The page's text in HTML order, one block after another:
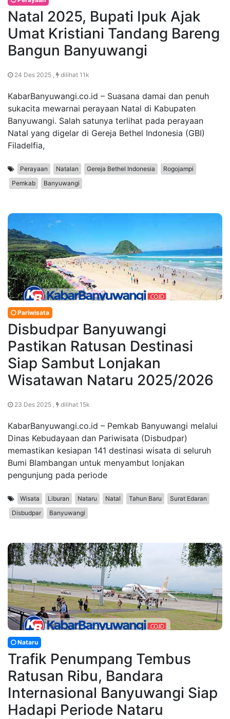
Natal 2025, Bupati Ipuk Ajak
Umat Kristiani Tandang Bareng
Bangun Banyuwangi
24 Des 2025 , dilihat 11k
KabarBanyuwangi.co.id – Suasana damai dan penuh
sukacita mewarnai perayaan Natal di Kabupaten
Banyuwangi. Salah satunya terlihat pada perayaan
Natal yang digelar di Gereja Bethel Indonesia (GBI)
Filadelfia,
Perayaan Natalan Gereja Bethel Indonesia
Rogojampi
Pemkab
Banyuwangi
Pariwisata
Disbudpar Banyuwangi
Pastikan Ratusan Destinasi
Siap Sambut Lonjakan
Wisatawan Nataru 2025/2026
23 Des 2025 , dilihat 15k
KabarBanyuwangi.co.id – Pemkab Banyuwangi melalui
Dinas Kebudayaan dan Pariwisata (Disbudpar)
memastikan kesiapan 141 destinasi wisata di seluruh
Bumi Blambangan untuk menyambut lonjakan
pengunjung pada periode
Wisata Liburan Nataru Natal Tahun Baru
Surat Edaran
Disbudpar
Banyuwangi
Nataru
Trafik Penumpang Tembus
Ratusan Ribu, Bandara
Internasional Banyuwangi Siap
Hadapi Periode Nataru